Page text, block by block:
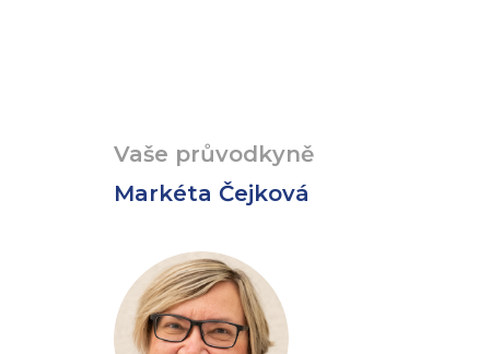
Vaše průvodkyně
Markéta Čejková